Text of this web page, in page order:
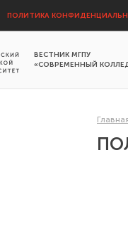
ПОЛИТИКА
ВЕСТНИК МГПУ
«СОВРЕМЕННЫЙ